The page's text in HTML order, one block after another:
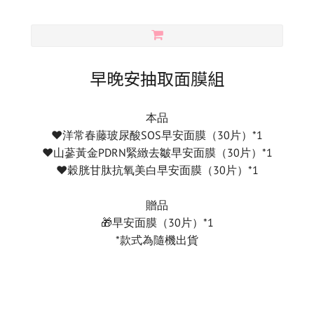
早晚安抽取面膜組
本品
♥️洋常春藤玻尿酸SOS早安面膜（30片）*1
♥️山蔘黃金PDRN緊緻去皺早安面膜（30片）*1
♥️穀胱甘肽抗氧美白早安面膜（30片）*1
贈品
🎁早安面膜（30片）*1
*款式為隨機出貨